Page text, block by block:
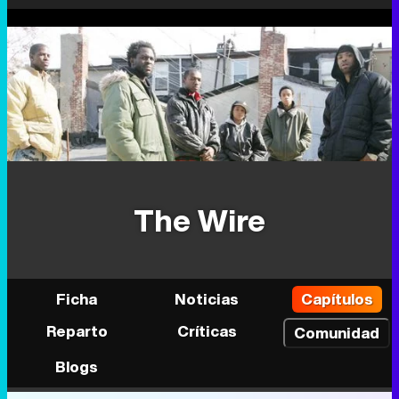
The Wire
Ficha Noticias
Capítulos
Reparto
Críticas
Comunidad
Blogs